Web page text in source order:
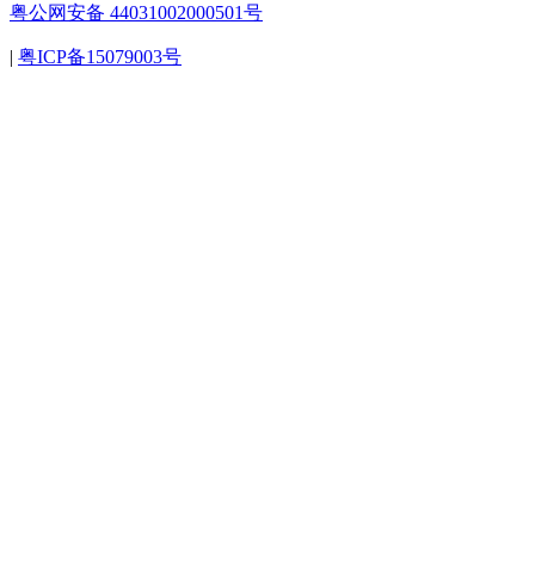
粤公网安备 44031002000501号
| 粤ICP备15079003号